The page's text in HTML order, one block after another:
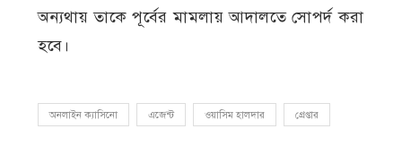
অন্যথায় তাকে পূর্বের মামলায় আদালতে সোপর্দ করা
হবে।
অনলাইন ক্যাসিনো এজেন্ট ওয়াসিম হালদার গ্রেপ্তার